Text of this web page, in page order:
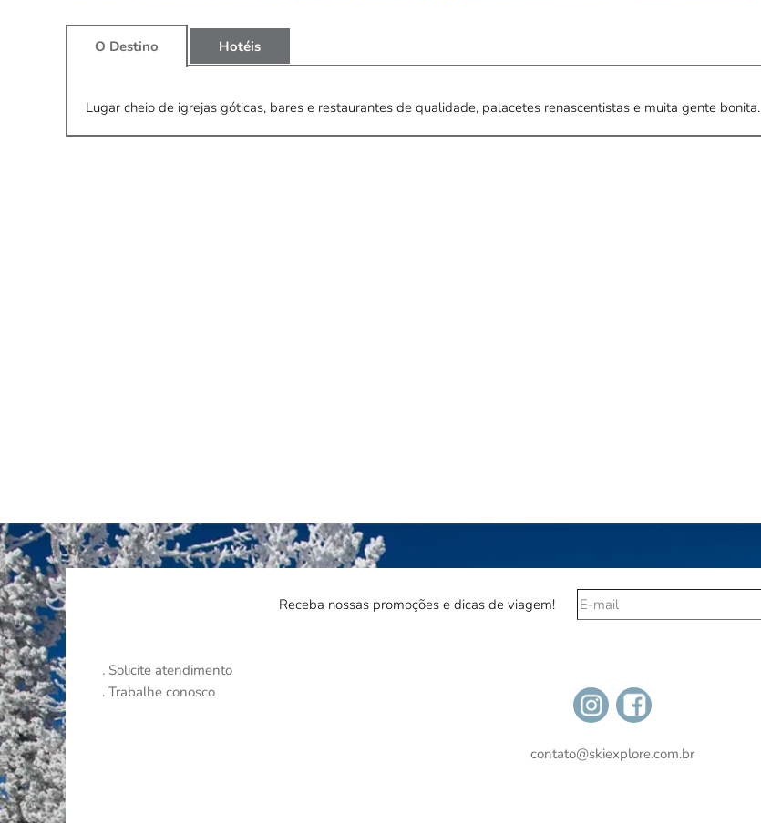
O Destino Hotéis
Lugar cheio de igrejas góticas, bares e restaurantes de qualidade, palacetes renascentistas e muita gente bonita.
Receba nossas promoções e dicas de viagem!
. Solicite atendimento
. Trabalhe conosco
contato@skiexplore.com.br